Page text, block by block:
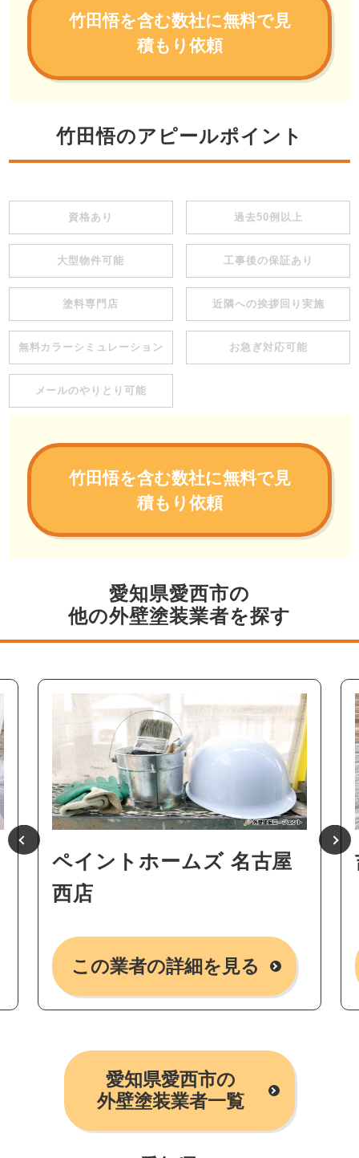
竹田悟を含む数社に無料で見
積もり依頼
竹田悟のアピールポイント
資格あり 過去50例以上
大型物件可能 工事後の保証あり
塗料専門店 近隣への挨拶回り実施
無料カラーシミュレーション お急ぎ対応可能
メールのやりとり可能
竹田悟を含む数社に無料で見
積もり依頼
愛知県愛西市の
他の外壁塗装業者を探す
ペイントホームズ 名古屋
西店
この業者の詳細を見る
愛知県愛西市の
外壁塗装業者一覧